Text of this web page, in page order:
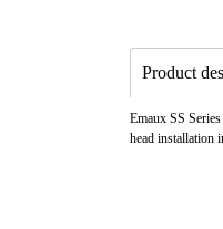
Product
Emaux SS
head installation